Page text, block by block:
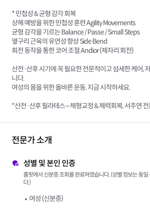
* 민첩성 & 균형 감각 회복
상해 예방을 위한 민첩성 훈련 Agility Movements
균형 감각을 기르는 Balance / Passe / Small Steps
옆구리 근육의 유연성 향상 Side Bend
회전 동작을 통한 코어 조절 Andior (제자리 회전)
산전·산후 시기에 꼭 필요한 전문적이고 섬세한 케어,
니다.
여성의 몸을 위한 올바른 운동, 지금 시작하세요.
"산전·산후 필라테스 – 체형교정 & 체력회복, 서주연
전문가 소개
성별 및 본인 인증
홈핏에서 신분증 조회를 완료하였습니다. (성별 정보는 동일
다.)
여성 (신분증)